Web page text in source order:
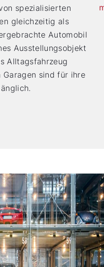
spezialisierten
gleichzeitig als
Automobil
Ausstellungsobjekt
Alltagsfahrzeug
Garagen sind für ihre